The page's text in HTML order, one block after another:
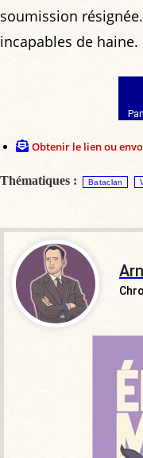
soumission
incapables de haine.
Obtenir le lien ou
Thématiques : Bataclan